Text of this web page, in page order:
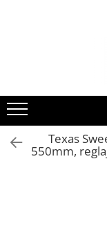
Aparate de sudura
(cu electrod)
Aparate de sudura
transformator (cu
Aparate de sudura
Aparate de sudura
Texas
550mm,